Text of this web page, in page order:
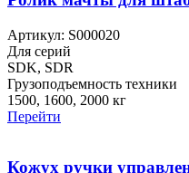
Артикул: S000020
Для серий
SDK, SDR
Грузоподъемность техники
1500, 1600, 2000 кг
Перейти
Кожух ручки